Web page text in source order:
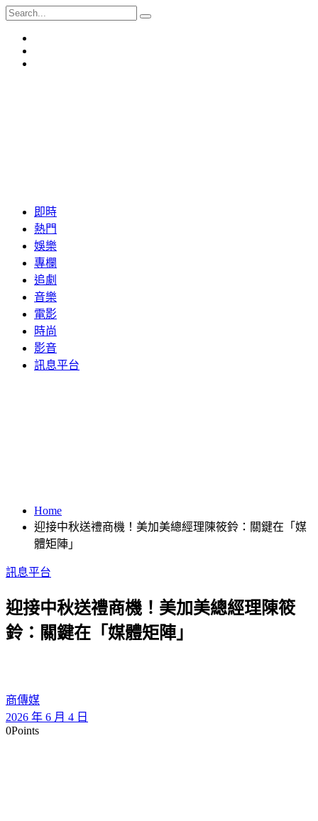
即時
熱門
娛樂
專欄
追劇
音樂
電影
時尚
影音
訊息平台
Home
迎接中秋送禮商機！美加美總經理陳筱鈴：關鍵在「媒
體矩陣」
訊息平台
迎接中秋送禮商機！美加美總經理陳筱
鈴：關鍵在「媒體矩陣」
商傳媒
2026 年 6 月 4 日
0Points